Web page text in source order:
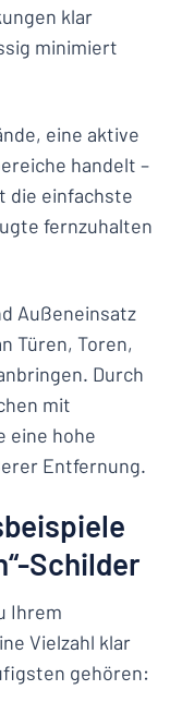
klar
minimiert
eine aktive
handelt –
die einfachste
fernzuhalten
Außeneinsatz
Türen, Toren,
Durch
mit
eine hohe
Entfernung.
Schilder
Ihrem
Vielzahl klar
gehören: